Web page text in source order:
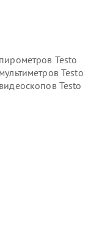
Testo
Testo
Testo